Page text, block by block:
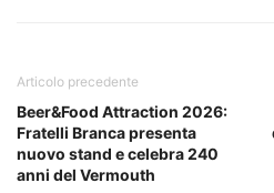
Articolo precedente
Beer&Food Attraction 2026:
Fratelli Branca presenta
nuovo stand e celebra 240
anni del Vermouth